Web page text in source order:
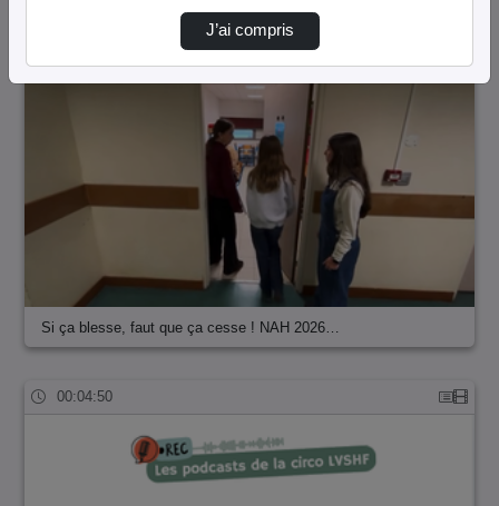
Si ça blesse, faut que ça cesse ! NAH 2026…
00:04:50
J’ai compris